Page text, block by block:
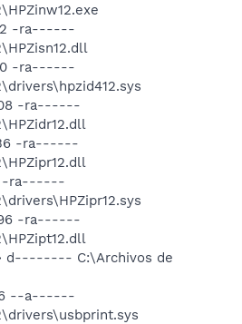
-ra------
-ra------
-ra------
-ra------
-ra------
-ra------
d-------- C:\Archivos de
--a------